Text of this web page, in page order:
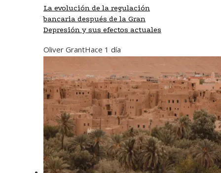
La evolución de la regulación
bancaria después de la Gran
Depresión y sus efectos actuales
Oliver GrantHace 1 día